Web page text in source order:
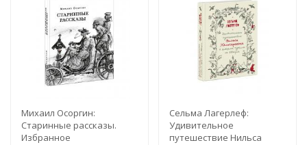
Михаил Осоргин:
Старинные рассказы.
Избранное
Сельма Лагерлеф:
Удивительное
путешествие Нильса